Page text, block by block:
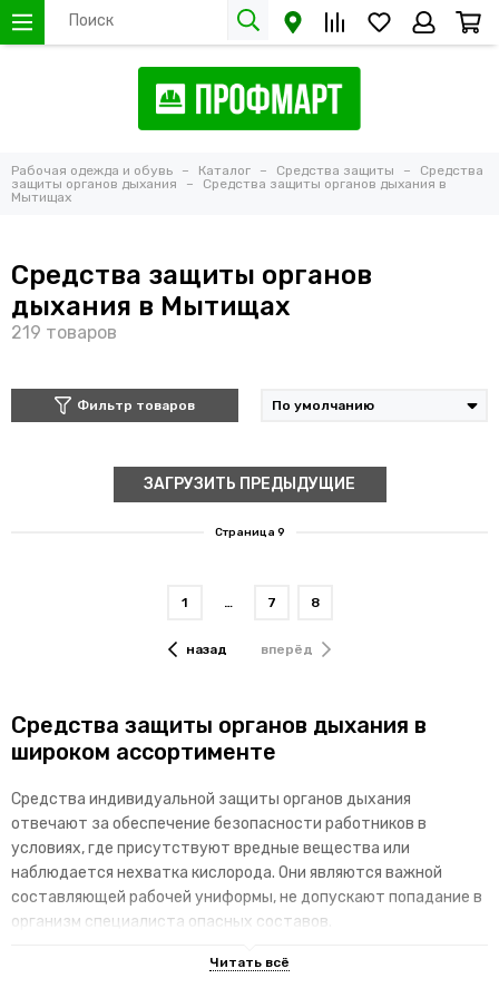
Рабочая одежда и обувь Каталог Средства защиты
Средства
защиты органов дыхания
Средства защиты органов дыхания в
Мытищах
Средства защиты органов
дыхания в Мытищах
Фильтр товаров
ЗАГРУЗИТЬ ПРЕДЫДУЩИЕ
Страница 9
назад
1 … 7 8
вперёд
Средства защиты органов дыхания в
широком ассортименте
Средства индивидуальной защиты органов дыхания
отвечают за обеспечение безопасности работников в
условиях, где присутствуют вредные вещества или
наблюдается нехватка кислорода. Они являются важной
составляющей рабочей униформы, не допускают попадание в
организм специалиста опасных составов.
Отличительные особенности